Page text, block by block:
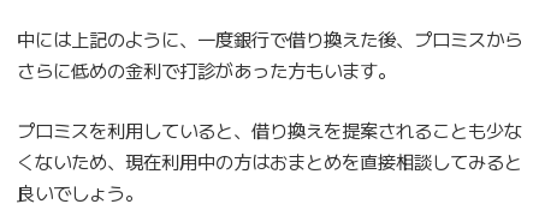
中には上記のように、一度銀行で借り換えた後、プロミスから
さらに低めの金利で打診があった方もいます。
プロミスを利用していると、借り換えを提案されることも少な
くないため、現在利用中の方はおまとめを直接相談してみると
良いでしょう。